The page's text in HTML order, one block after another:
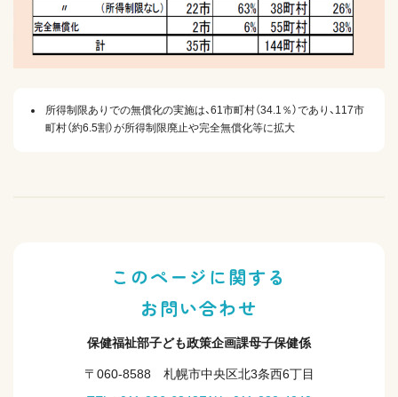
所得制限ありでの無償化の実施は、61市町村（34.1％）であり、117市
町村（約6.5割）が所得制限廃止や完全無償化等に拡大
このページに関する
お問い合わせ
保健福祉部子ども政策企画課母子保健係
〒060-8588 札幌市中央区北3条西6丁目